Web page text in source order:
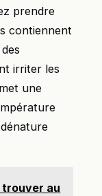
prendre
contiennent
irriter les
une
trouver au